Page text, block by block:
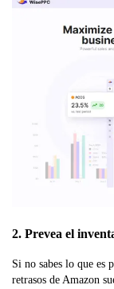
2. Prevea el
Si no sabes lo que es
retrasos de Amazon